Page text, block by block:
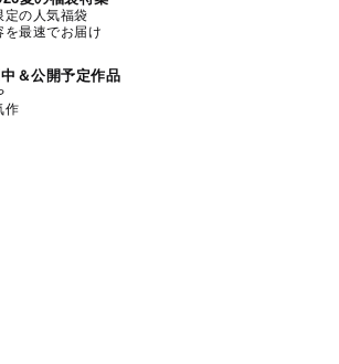
定の人気福袋
を最速でお届け
＆公開予定作品
作